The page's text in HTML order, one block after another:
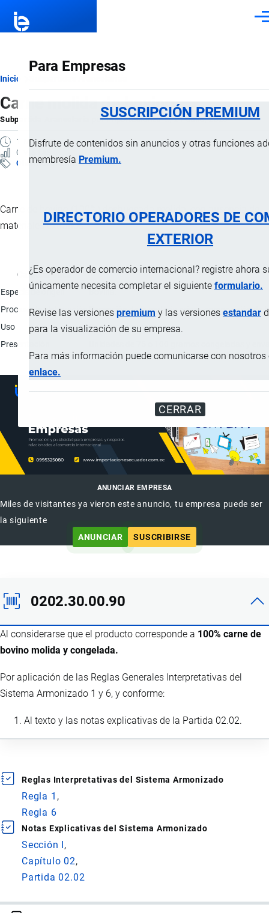
Para Empresas
SUSCRIPCIÓN PREMIUM
Disfrute de contenidos sin anuncios y otras funciones
membresía Premium.
DIRECTORIO OPERADORES DE
EXTERIOR
¿Es operador de comercio internacional? registre ahora
únicamente necesita completar el siguiente formulario.
Revise las versiones premium y las versiones estandar
para la visualización de su empresa.
Para más información puede comunicarse con nosotros
enlace.
CERRAR
Ruta
de
navegación
Inicio
Carne molida de bovino
Subpartida Arancelaria porImportaciones …, 21 Julio, 2025
1 MINUTO
0 VISTAS
Clasificación Arancelaria
Carne de bovino (100%) deshuesada molida, con ausencia de
materiales extraños.
Característica
Especie de origen
Bovina.
Proceso de elaboraciónRecepción de la materia prima, composición de
Uso
Consumo humano.
Presentación
ANUNCIAR EMPRESA
Miles de visitantes ya vieron este anuncio, tu empresa puede ser
la siguiente
ANUNCIAR
SUSCRIBIRSE
0202.30.00.90
Al considerarse que el producto corresponde a 100% carne de
bovino molida y congelada.
Por aplicación de las Reglas Generales Interpretativas del
Sistema Armonizado 1 y 6, y conforme:
Al texto y las notas explicativas de la Partida 02.02.
Reglas Interpretativas del Sistema Armonizado
Regla 1
Regla 6
Notas Explicativas del Sistema Armonizado
Sección I
Capítulo 02
Partida 02.02